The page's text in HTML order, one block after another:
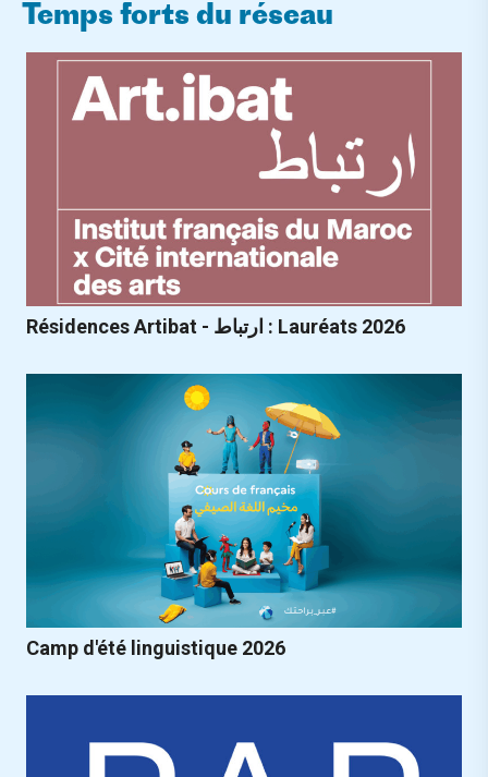
Temps forts du réseau
Résidences Artibat - ارتباط : Lauréats 2026
Camp d'été linguistique 2026